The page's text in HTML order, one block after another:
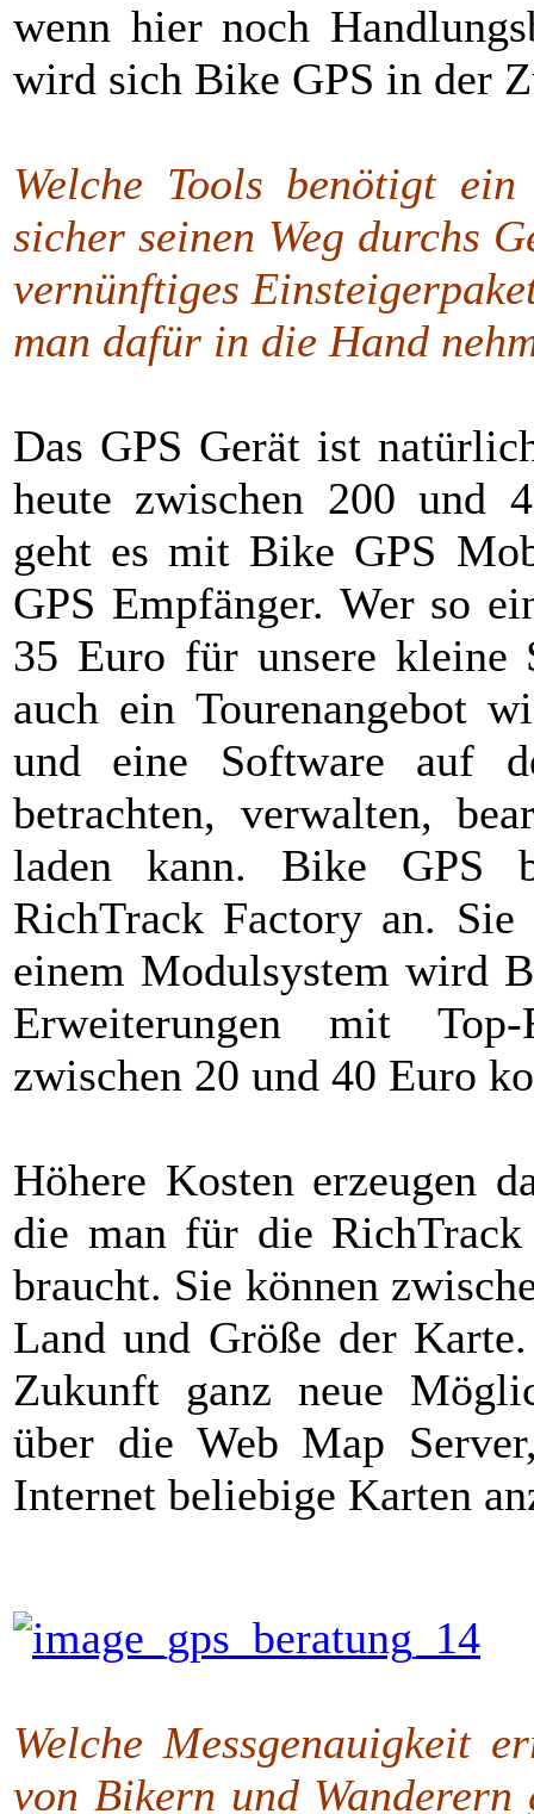
wenn hier noch
wird sich Bike GPS in der
Welche Tools benötigt
sicher seinen Weg durchs
vernünftiges
man dafür in die Hand
Das GPS Gerät ist
heute zwischen 200 und
geht es mit Bike GPS
GPS Empfänger. Wer so
35 Euro für unsere kleine
auch ein Tourenangebot
und eine Software auf
betrachten, verwalten,
laden kann. Bike GPS
RichTrack Factory an.
einem Modulsystem wird
Erweiterungen mit
zwischen 20 und 40 Euro
Höhere Kosten erzeugen
die man für die
braucht. Sie können
Land und Größe der
Zukunft ganz neue
über die Web Map
Internet beliebige Karten
Welche Messgenauigkeit
von Bikern und